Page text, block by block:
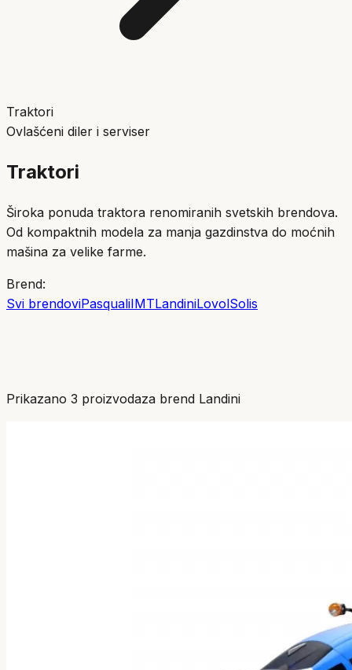
Traktori
Ovlašćeni diler i serviser
Traktori
Široka ponuda traktora renomiranih svetskih brendova.
Od kompaktnih modela za manja gazdinstva do moćnih
mašina za velike farme.
Brend:
Svi brendoviPasqualiIMTLandiniLovolSolis
Prikazano 3 proizvodaza brend Landini